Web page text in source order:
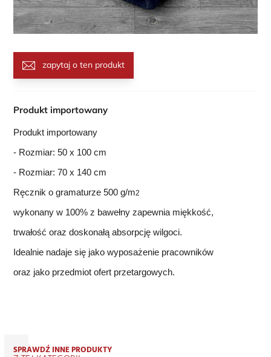
zapytaj o ten produkt
Produkt importowany
Produkt importowany
- Rozmiar: 50 x 100 cm
- Rozmiar: 70 x 140 cm
Ręcznik o gramaturze 500 g/m2
wykonany w 100% z bawełny zapewnia miękkość,
trwałość oraz doskonałą absorpcję wilgoci.
Idealnie nadaje się jako wyposażenie pracowników
oraz jako przedmiot ofert przetargowych.
SPRAWDŹ INNE PRODUKTY